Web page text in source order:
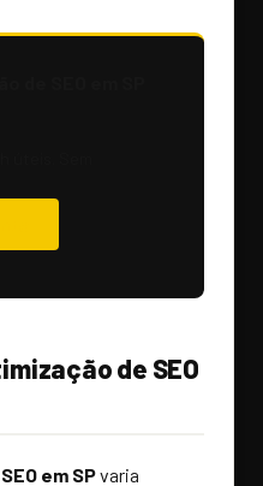
de SEO
em SPvaria